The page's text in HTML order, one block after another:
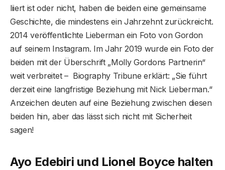
liiert ist oder nicht, haben die beiden eine gemeinsame
Geschichte, die mindestens ein Jahrzehnt zurückreicht.
2014 veröffentlichte Lieberman ein Foto von Gordon
auf seinem Instagram. Im Jahr 2019 wurde ein Foto der
beiden mit der Überschrift „Molly Gordons Partnerin“
weit verbreitet – Biography Tribune erklärt: „Sie führt
derzeit eine langfristige Beziehung mit Nick Lieberman.“
Anzeichen deuten auf eine Beziehung zwischen diesen
beiden hin, aber das lässt sich nicht mit Sicherheit
sagen!
Ayo Edebiri und Lionel Boyce halten